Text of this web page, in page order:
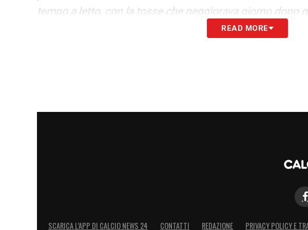
tempo a letto, con la tosse che peggiorava giorno dopo
READ MORE
SCARICA L’APP DI CALCIO NEWS 24 CONTATTI REDAZIONE PRIVACY POLICY E